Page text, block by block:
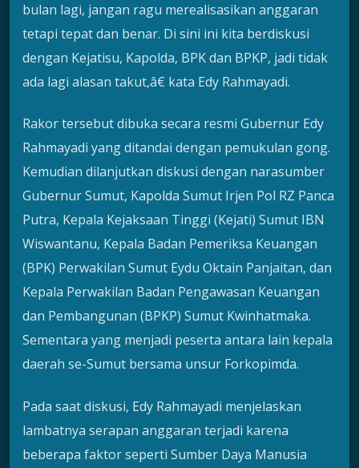
bulan lagi, jangan ragu merealisasikan anggaran
tetapi tepat dan benar. Di sini ini kita berdiskusi
dengan Kejatisu, Kapolda, BPK dan BPKP, jadi tidak
ada lagi alasan takut,â€ kata Edy Rahmayadi.
Rakor tersebut dibuka secara resmi Gubernur Edy
Rahmayadi yang ditandai dengan pemukulan gong.
Kemudian dilanjutkan diskusi dengan narasumber
Gubernur Sumut, Kapolda Sumut Irjen Pol RZ Panca
Putra, Kepala Kejaksaan Tinggi (Kejati) Sumut IBN
Wiswantanu, Kepala Badan Pemeriksa Keuangan
(BPK) Perwakilan Sumut Eydu Oktain Panjaitan, dan
Kepala Perwakilan Badan Pengawasan Keuangan
dan Pembangunan (BPKP) Sumut Kwinhatmaka.
Sementara yang menjadi peserta antara lain kepala
daerah se-Sumut bersama unsur Forkopimda.
Pada saat diskusi, Edy Rahmayadi menjelaskan
lambatnya serapan anggaran terjadi karena
beberapa faktor seperti Sumber Daya Manusia